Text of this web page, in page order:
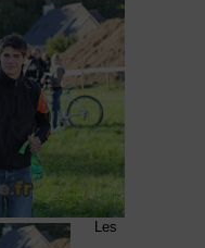
Les